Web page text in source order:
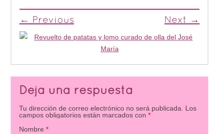
← Previous Next →
Deja una respuesta
Tu dirección de correo electrónico no será publicada. Los
campos obligatorios están marcados con *
Nombre *